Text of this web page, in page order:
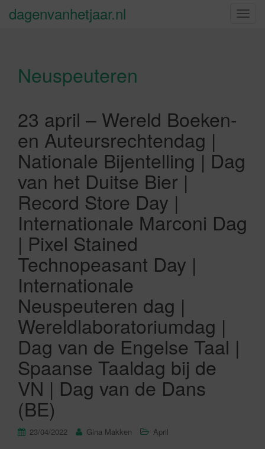
S
e
dagenvanhetjaar.nl
Neuspeuteren
23 april – Wereld Boeken-
en Auteursrechtendag |
Nationale Bijentelling | Dag
van het Duitse Bier |
Record Store Day |
Internationale Marconi Dag
| Pixel Stained
Technopeasant Day |
Internationale
Neuspeuteren dag |
Wereldlaboratoriumdag |
Dag van de Engelse Taal |
Spaanse Taaldag bij de
VN | Dag van de Dans
(BE)
23/04/2022 Gina Makken April